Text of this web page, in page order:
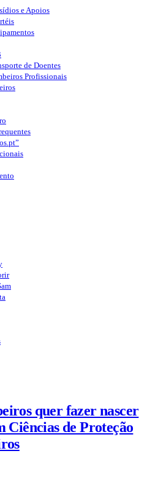
e Apoios
de Doentes
Profissionais
quer fazer nascer
Ciências de Proteção